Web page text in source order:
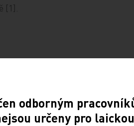
[1].
a 150 mg. ­Užívá se ­perorálně,
dávka je 200 mg
odborným
určeny pro